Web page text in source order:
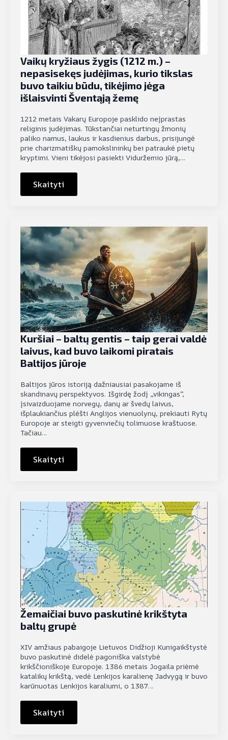
Vaikų kryžiaus žygis (1212 m.) –
nepasisekęs judėjimas, kurio tikslas
buvo taikiu būdu, tikėjimo jėga
išlaisvinti Šventąją žemę
1212 metais Vakarų Europoje pasklido neįprastas
religinis judėjimas. Tūkstančiai neturtingų žmonių
paliko namus, laukus ir kasdienius darbus, prisijungė
prie charizmatiškų pamokslininkų bei patraukė pietų
kryptimi. Vieni tikėjosi pasiekti Viduržemio jūrą,…
Skaityti
Kuršiai – baltų gentis – taip gerai valdė
laivus, kad buvo laikomi piratais
Baltijos jūroje
Baltijos jūros istoriją dažniausiai pasakojame iš
skandinavų perspektyvos. Išgirdę žodį „vikingas“,
įsivaizduojame norvegų, danų ar švedų laivus,
išplaukiančius plėšti Anglijos vienuolynų, prekiauti Rytų
Europoje ar steigti gyvenviečių tolimuose kraštuose.
Tačiau…
Skaityti
Žemaičiai buvo paskutinė krikštyta
baltų grupė
XIV amžiaus pabaigoje Lietuvos Didžioji Kunigaikštystė
buvo paskutinė didelė pagoniška valstybė
krikščioniškoje Europoje. 1386 metais Jogaila priėmė
katalikų krikštą, vedė Lenkijos karalienę Jadvygą ir buvo
karūnuotas Lenkijos karaliumi, o 1387…
Skaityti